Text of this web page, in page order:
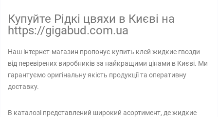
Купуйте Рідкі цвяхи в Києві на
https://gigabud.com.ua
Наш інтернет-магазин пропонує купить клей жидкие гвозди
від перевірених виробників за найкращими цінами в Києві. Ми
гарантуємо оригінальну якість продукції та оперативну
доставку.
В каталозі представлений широкий асортимент, де жидкие